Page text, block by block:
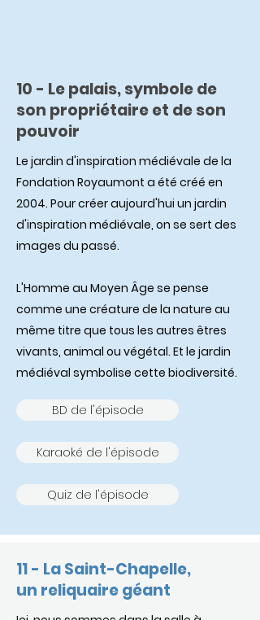
10 - Le palais, symbole de
son propriétaire et de son
pouvoir
Le jardin d'inspiration médiévale de la
Fondation Royaumont a été créé en
2004. Pour créer aujourd'hui un jardin
d'inspiration médiévale, on se sert des
images du passé.
L'Homme au Moyen Âge se pense
comme une créature de la nature au
même titre que tous les autres êtres
vivants, animal ou végétal. Et le jardin
médiéval symbolise cette biodiversité.
BD de l'épisode
Karaoké de l'épisode
Quiz de l'épisode
11 - La Saint-Chapelle,
un reliquaire géant